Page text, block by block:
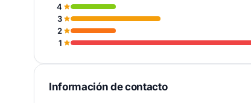
4
3
2
1
Información de contacto